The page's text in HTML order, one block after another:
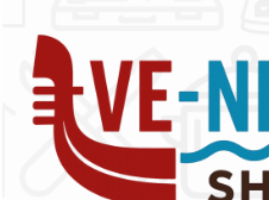
alla
navigazione
contenuto